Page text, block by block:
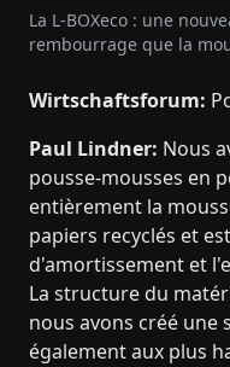
La L-BOXeco : une
rembourrage que la
Wirtschaftsforum:
Paul Lindner: Nous
pousse-mousses en
entièrement la
papiers recyclés et
d'amortissement et
La structure du
nous avons créé
également aux plus